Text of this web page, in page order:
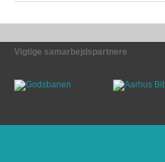
Vigtige samarbejdspartnere